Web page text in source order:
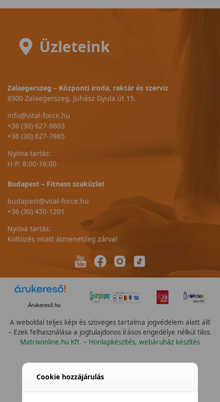
Üzleteink
Zalaegerszeg – Központi iroda, raktár és szerviz
8900 Zalaegerszeg, Juhász Gyula út 15.
info@vital-force.hu
+36 (30) 627-8603
+36 (30) 627-7865
Nyitva tartás:
H-P: 8:00-16:00
Budapest – Fitness szaküzlet
budapest@vital-force.hu
+36 (30) 430-1201
Nyitva tartás:
Költözés miatt átmenetileg zárva!
Árukereső.hu
A weboldal teljes képi és szöveges tartalma jogvédelem alatt áll!
– Ezek felhasználása a jogtulajdonos írásos engedélye nélkül tilos.
Matrixonline.hu Kft. – Honlapkészítés, webáruház készítés
Cookie hozzájárulás